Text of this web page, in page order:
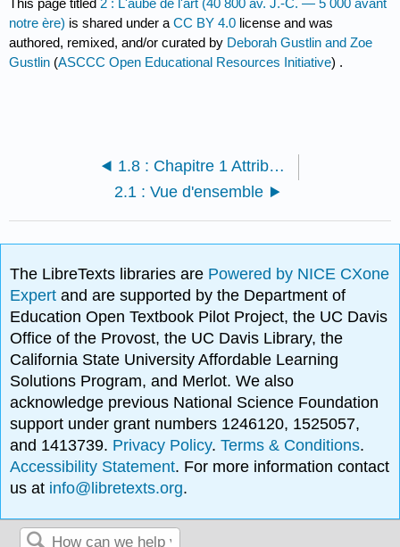
This page titled 2 : L'aube de l'art (40 800 av. J.-C. — 5 000 avant
notre ère) is shared under aCC BY 4.0 license and was
authored, remixed, and/or curated by Deborah Gustlin and Zoe
Gustlin (ASCCC Open Educational Resources Initiative) .
1.8 : Chapitre 1 Attributions
2.1 : Vue d'ensemble
The LibreTexts libraries are Powered by NICE CXone
Expertand are supported by the Department of
Education Open Textbook Pilot Project, the UC Davis
Office of the Provost, the UC Davis Library, the
California State University Affordable Learning
Solutions Program, and Merlot. We also
acknowledge previous National Science Foundation
support under grant numbers 1246120, 1525057,
and 1413739. Privacy Policy.Terms & Conditions.
Accessibility Statement. For more information contact
us at info@libretexts.org.